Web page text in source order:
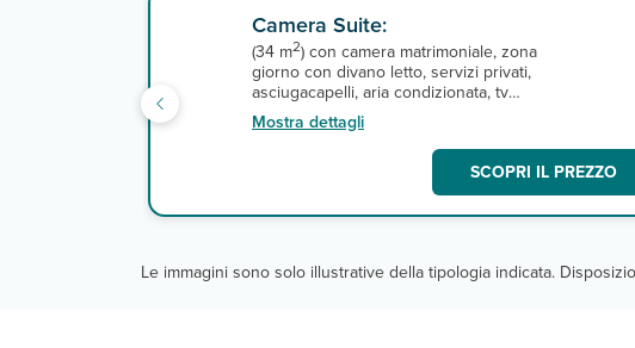
Camera Suite:
(34 m2) con camera matrimoniale, zona
giorno con divano letto, servizi privati,
asciugacapelli, aria condizionata, tv
satellitare, connessione wi-fi, minifrigo
e balcone. A pagamento, cassetta di
sicurezza. Cambio biancheria da bagno
3 volte a settimana, cambio lenzuola 2
Mostra dettagli
SCOPRI IL PREZZO
Le immagini sono solo illustrative della tipologia indicata.